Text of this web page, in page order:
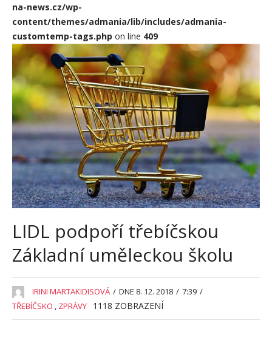
na-news.cz/wp-
content/themes/admania/lib/includes/admania-
customtemp-tags.php on line 409
LIDL podpoří třebíčskou
Základní uměleckou školu
IRINI MARTAKIDISOVÁ / DNE 8. 12. 2018 / 7:39 /
TŘEBÍČSKO , ZPRÁVY 1118 ZOBRAZENÍ